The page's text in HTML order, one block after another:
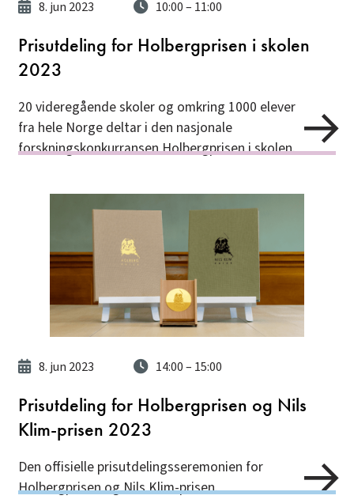
8. jun 2023 10:00– 11:00
Prisutdeling for Holbergprisen i skolen
2023
20 videregående skoler og omkring 1000 elever
fra hele Norge deltar i den nasjonale
forskningskonkurransen Holbergprisen i skolen.
8. jun 2023 14:00– 15:00
Prisutdeling for Holbergprisen og Nils
Klim-prisen 2023
Den offisielle prisutdelingsseremonien for
Holbergprisen og Nils Klim-prisen.